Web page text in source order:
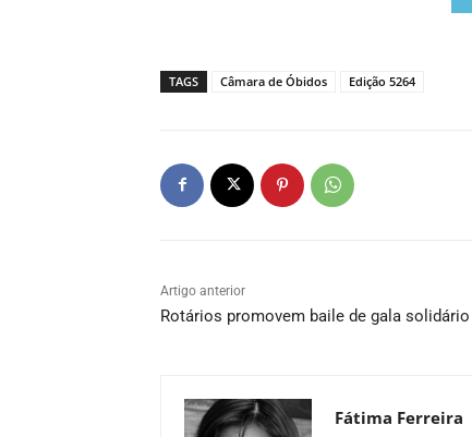
TAGS Câmara de Óbidos Edição 5264
Artigo anterior
Rotários promovem baile de gala solidário
Fátima Ferreira